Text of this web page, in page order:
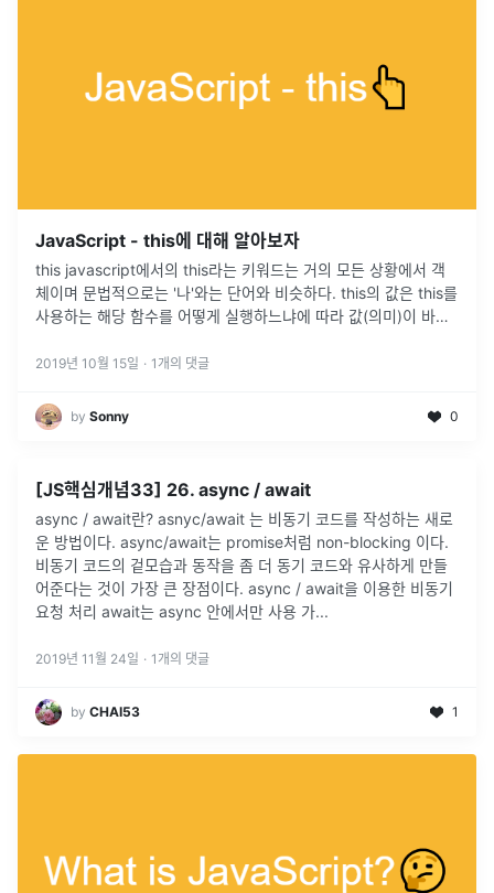
JavaScript - this에 대해 알아보자
this javascript에서의 this라는 키워드는 거의 모든 상황에서 객
체이며 문법적으로는 '나'와는 단어와 비슷하다. this의 값은 this를
사용하는 해당 함수를 어떻게 실행하느냐에 따라 값(의미)이 바뀐
각각의 방식에 따라 가리키는 주체가 달라진다. 1. Regular ...
2019년 10월 15일 · 1 개의 댓글
by Sonny 0
[JS핵심개념33] 26. async / await
async / await란? asnyc/await 는 비동기 코드를 작성하는 새로
운 방법이다. async/await는 promise처럼 non-blocking 이다.
비동기 코드의 겉모습과 동작을 좀 더 동기 코드와 유사하게 만들
어준다는 것이 가장 큰 장점이다. async / await을 이용한 비동기
요청 처리 await는 async 안에서만 사용 가...
2019년 11월 24일 · 1 개의 댓글
by CHAI53 1